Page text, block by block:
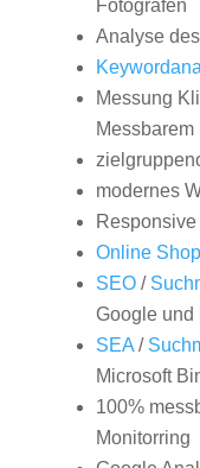
Fotografen
Analyse
Messung
Messbarem
modernes
Online Shop
SEO/
Google und
SEA/
Microsoft
100%
Monitorring